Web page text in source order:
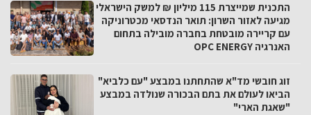
התכנית שמייצרת 115 מיליון ₪ למשק הישראלי
מגיעה לאזור השרון: תואר הנדסאי מכטרוניקה
עם קריירה מובטחת בחברה מובילה בתחום
האנרגיה OPC ENERGY
זוג חובשי מד"א שהתחתנו במבצע "עם כלביא"
הביאו לעולם את בתם הבכורה שנולדה במבצע
"שאגת הארי"